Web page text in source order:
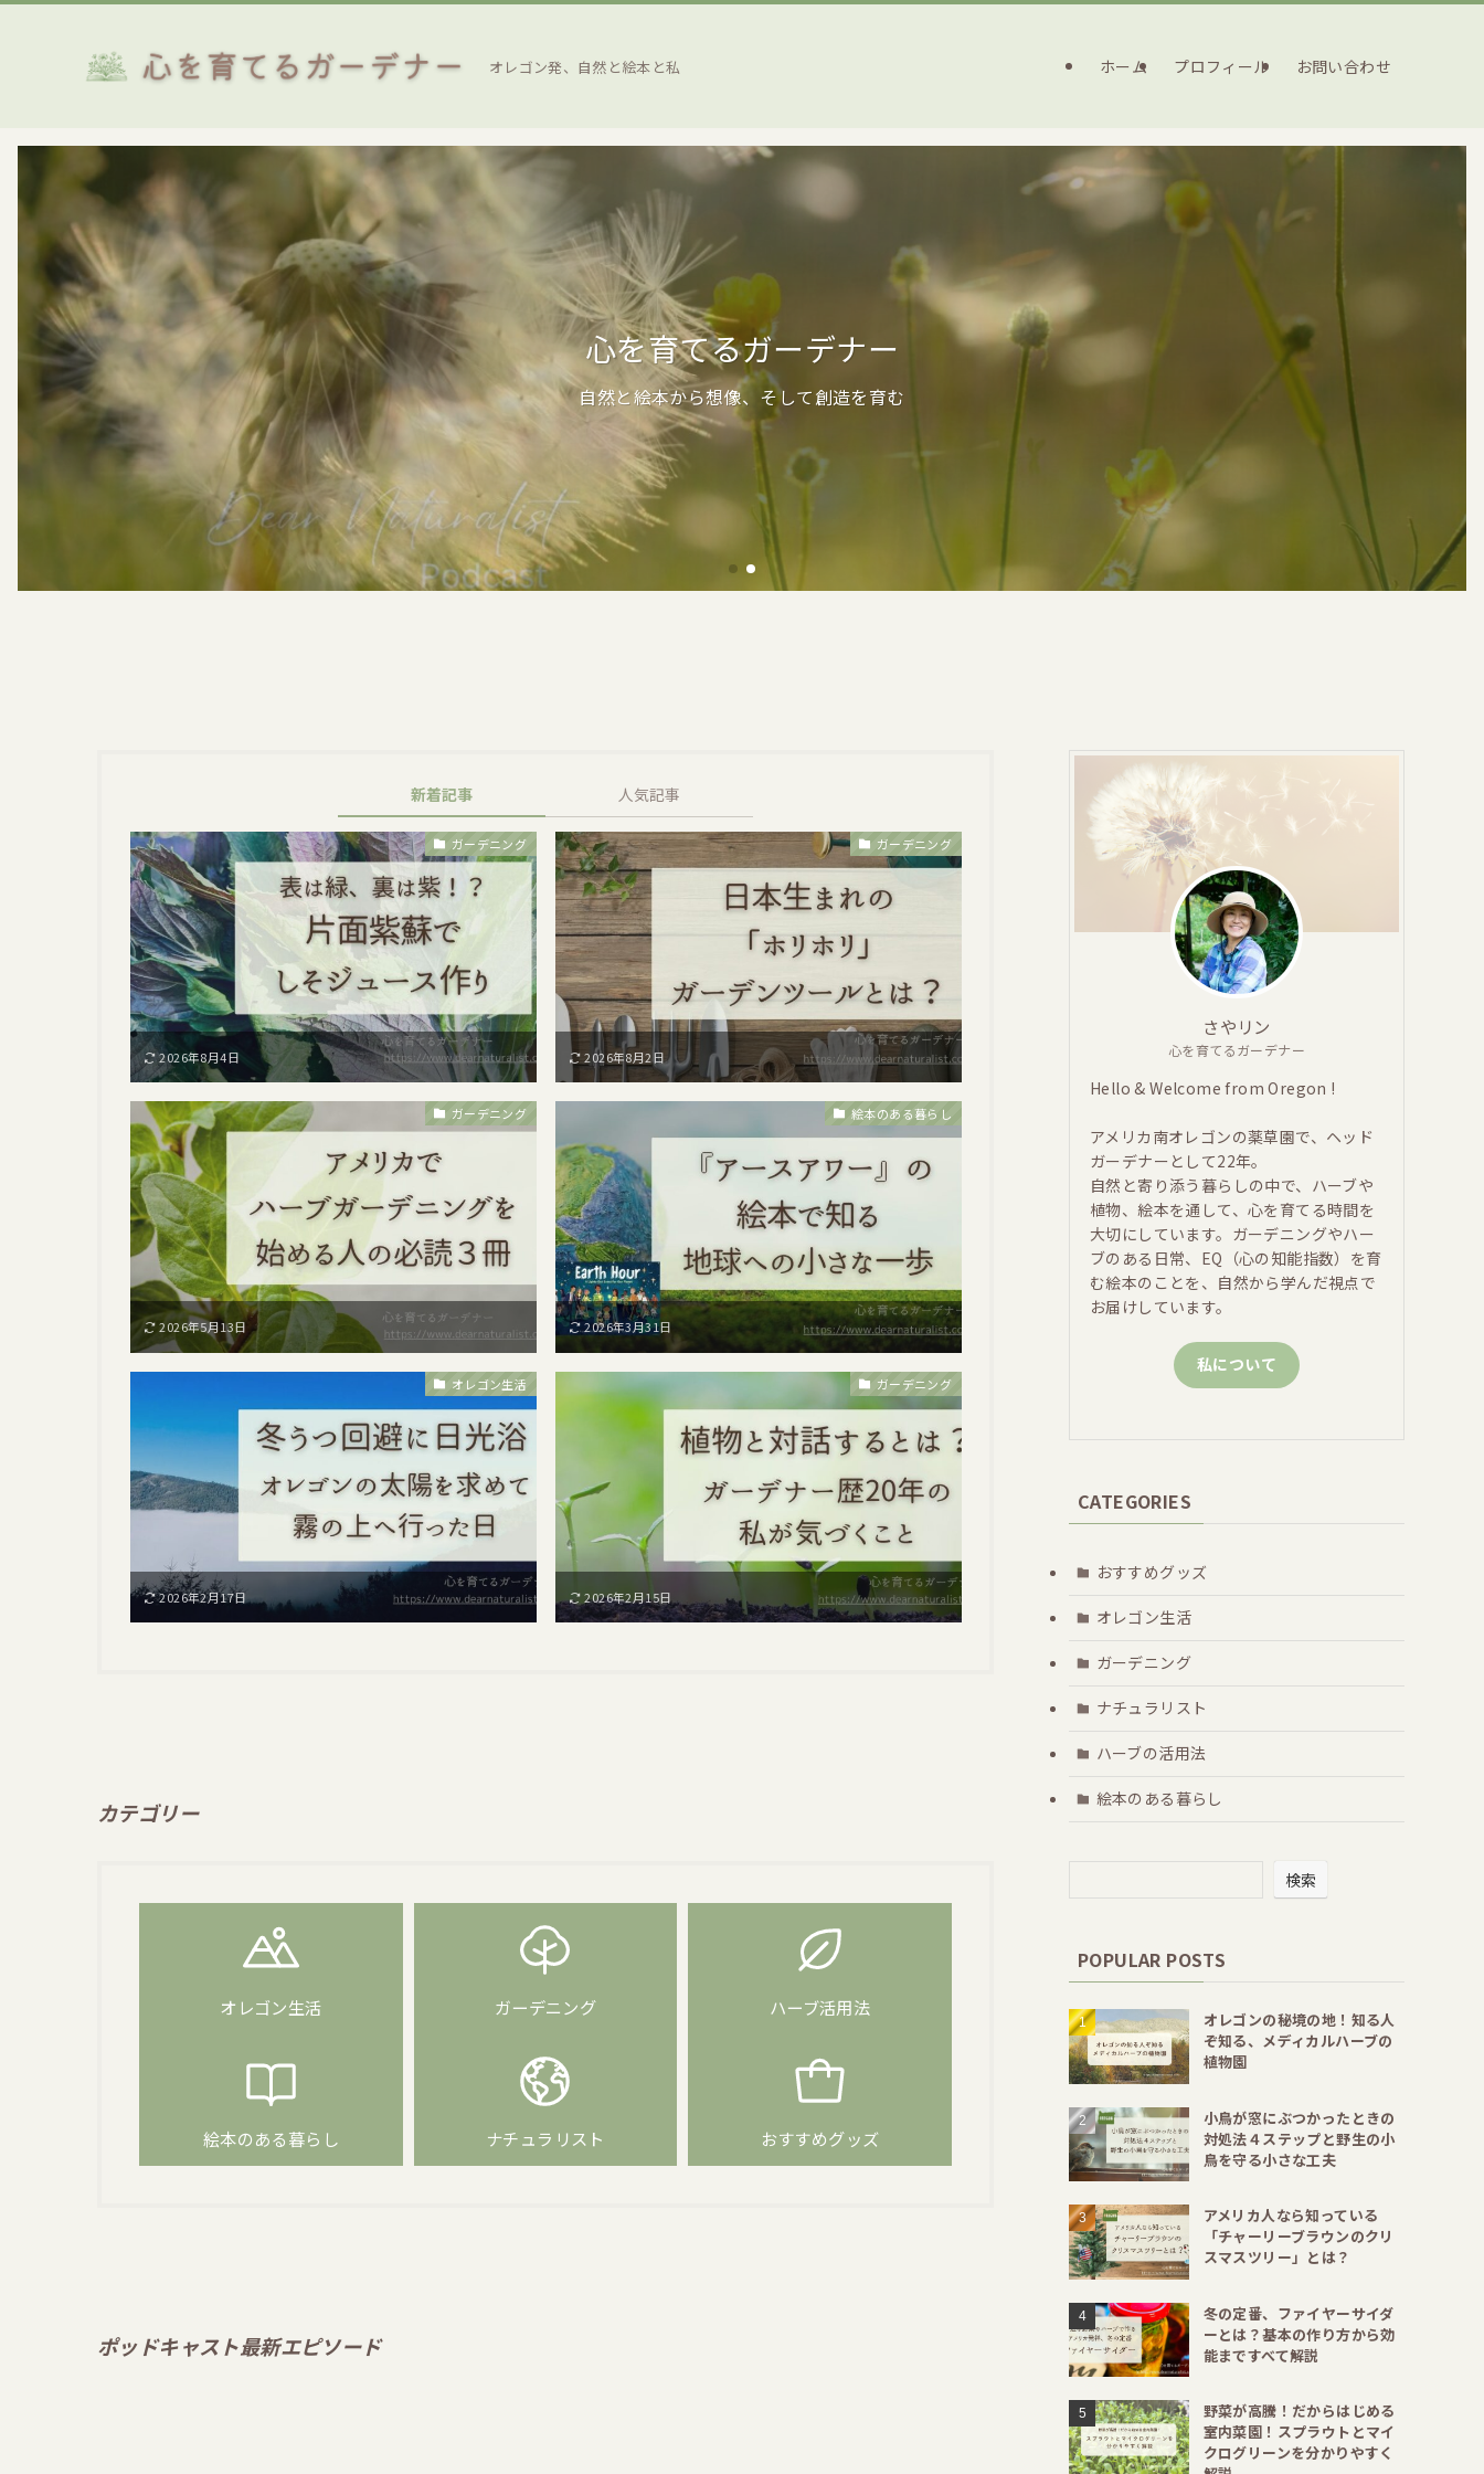
オレゴン発、自然と絵本と私 ホーム プロフィール お問い合わせ
心を育てるガーデナー
自然と絵本から想像、そして創造を育む
新着記事 人気記事
ガーデニング
2026年8月4日
ガーデニング
2026年8月2日
ガーデニング
2026年5月13日
絵本のある暮らし
2026年3月31日
オレゴン生活
2026年2月17日
ガーデニング
2026年2月15日
カテゴリー
オレゴン生活 ガーデニング ハーブ活用法
絵本のある暮らし ナチュラリスト おすすめグッズ
ポッドキャスト最新エピソード
さやリン
心を育てるガーデナー
Hello & Welcome from Oregon !
アメリカ南オレゴンの薬草園で、ヘッド
ガーデナーとして22年。
自然と寄り添う暮らしの中で、ハーブや
植物、絵本を通して、心を育てる時間を
大切にしています。ガーデニングやハー
ブのある日常、EQ（心の知能指数）を育
む絵本のことを、自然から学んだ視点で
お届けしています。
私について
CATEGORIES
おすすめグッズ
オレゴン生活
ガーデニング
ナチュラリスト
ハーブの活用法
絵本のある暮らし
検索
POPULAR POSTS
オレゴンの秘境の地！知る人
ぞ知る、メディカルハーブの
植物園
小鳥が窓にぶつかったときの
対処法４ステップと野生の小
鳥を守る小さな工夫
アメリカ人なら知っている
「チャーリーブラウンのクリ
スマスツリー」とは？
冬の定番、ファイヤーサイダ
ーとは？基本の作り方から効
能まですべて解説
野菜が高騰！だからはじめる
室内菜園！スプラウトとマイ
クログリーンを分かりやすく